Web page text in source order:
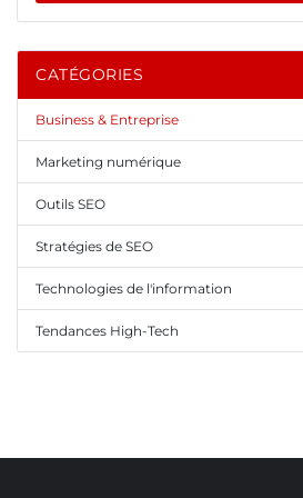
CATÉGORIES
Business & Entreprise
Marketing numérique
Outils SEO
Stratégies de SEO
Technologies de l'information
Tendances High-Tech